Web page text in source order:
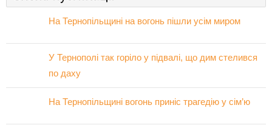
На Тернопільщині на вогонь пішли усім миром
У Тернополі так горіло у підвалі, що дим стелився
по даху
На Тернопільщині вогонь приніс трагедію у сім’ю